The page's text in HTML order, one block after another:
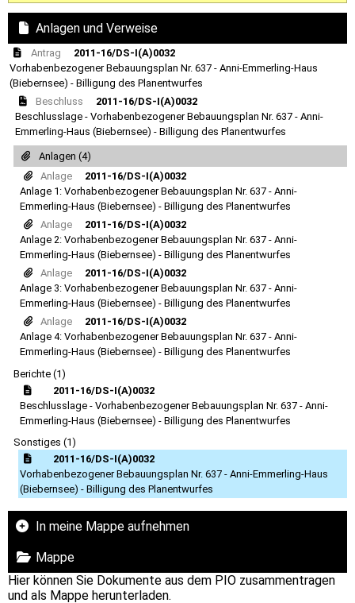
Anlagen und Verweise
Antrag
2011-16/DS-I(A)0032
Vorhabenbezogener Bebauungsplan Nr. 637 - Anni-Emmerling-Haus
(Biebernsee) - Billigung des Planentwurfes
Beschluss
2011-16/DS-I(A)0032
Beschlusslage - Vorhabenbezogener Bebauungsplan Nr. 637 - Anni-
Emmerling-Haus (Biebernsee) - Billigung des Planentwurfes
Anlagen (4)
Anlage
2011-16/DS-I(A)0032
Anlage 1: Vorhabenbezogener Bebauungsplan Nr. 637 - Anni-
Emmerling-Haus (Biebernsee) - Billigung des Planentwurfes
Anlage
2011-16/DS-I(A)0032
Anlage 2: Vorhabenbezogener Bebauungsplan Nr. 637 - Anni-
Emmerling-Haus (Biebernsee) - Billigung des Planentwurfes
Anlage
2011-16/DS-I(A)0032
Anlage 3: Vorhabenbezogener Bebauungsplan Nr. 637 - Anni-
Emmerling-Haus (Biebernsee) - Billigung des Planentwurfes
Anlage
2011-16/DS-I(A)0032
Anlage 4: Vorhabenbezogener Bebauungsplan Nr. 637 - Anni-
Emmerling-Haus (Biebernsee) - Billigung des Planentwurfes
Berichte (1)
2011-16/DS-I(A)0032
Beschlusslage - Vorhabenbezogener Bebauungsplan Nr. 637 - Anni-
Emmerling-Haus (Biebernsee) - Billigung des Planentwurfes
Sonstiges (1)
2011-16/DS-I(A)0032
Vorhabenbezogener Bebauungsplan Nr. 637 - Anni-Emmerling-Haus
(Biebernsee) - Billigung des Planentwurfes
In meine Mappe aufnehmen
Mappe
Hier können Sie Dokumente aus dem PIO zusammentragen
und als Mappe herunterladen.